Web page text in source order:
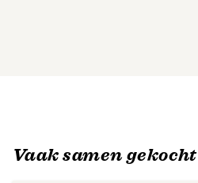
Vaak samen gekocht